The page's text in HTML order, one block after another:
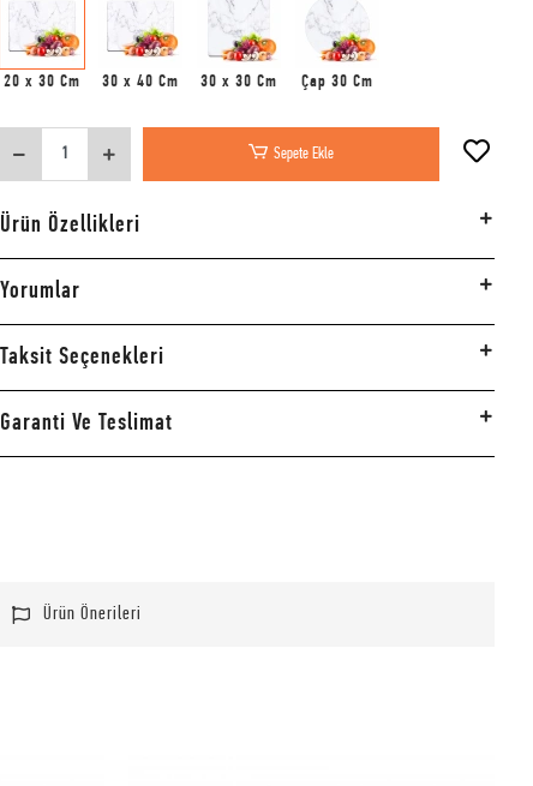
20 x 30 Cm 30 x 40 Cm 30 x 30 Cm Çap 30 Cm
Sepete Ekle
Ürün Özellikleri
Yorumlar
Taksit Seçenekleri
Garanti Ve Teslimat
Ürün Önerileri